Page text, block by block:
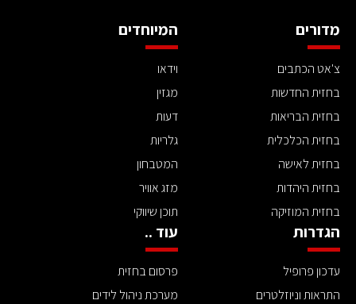
מדורים
צ'אט הכתבים
בחזית החדשות
בחזית הבריאות
בחזית הכלכלית
בחזית לאישה
בחזית היהדות
בחזית המוזיקה
המיוחדים
וידאו
מגזין
דעות
גלריות
המטבחון
מזג אוויר
תוכן שיווקי
הגדרות
עדכון פרופיל
התראות וניוזלטרים
עוד ..
פרסום בחזית
מערכת ניהול לידים